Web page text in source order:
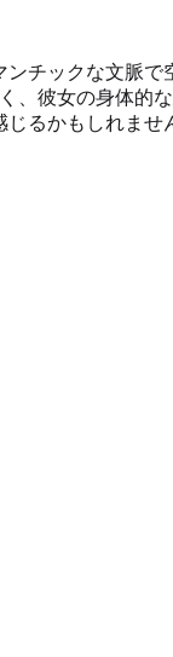
チックな文脈
、彼女の身体的
るかもしれま